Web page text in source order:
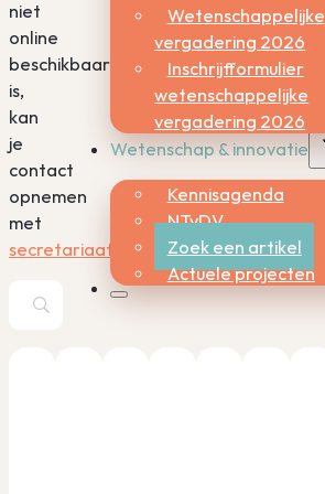
Wetenschappelijke
vergadering 2026
Inschrijfformulier
wetenschappelijke
vergadering 2026
Wetenschap & innovatie
Kennisagenda
NTvDV
Zoek een artikel
Actuele projecten
niet
online
beschikbaar
is,
kan
je
contact
opnemen
met
secretariaat@nvdv.nl.